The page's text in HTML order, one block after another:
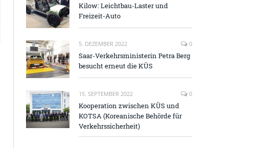
Kilow: Leichtbau-Laster und
Freizeit-Auto
5. DEZEMBER 2022 0
Saar-Verkehrsministerin Petra Berg
besucht erneut die KÜS
15. SEPTEMBER 2022 0
Kooperation zwischen KÜS und
KOTSA (Koreanische Behörde für
Verkehrssicherheit)